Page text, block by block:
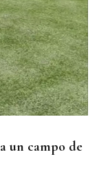
un campo de